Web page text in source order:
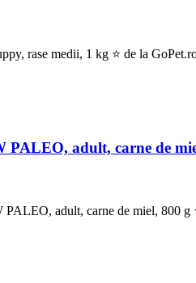
rase medii, 1 kg ⭐ de la
adult, carne de
adult, carne de miel, 800